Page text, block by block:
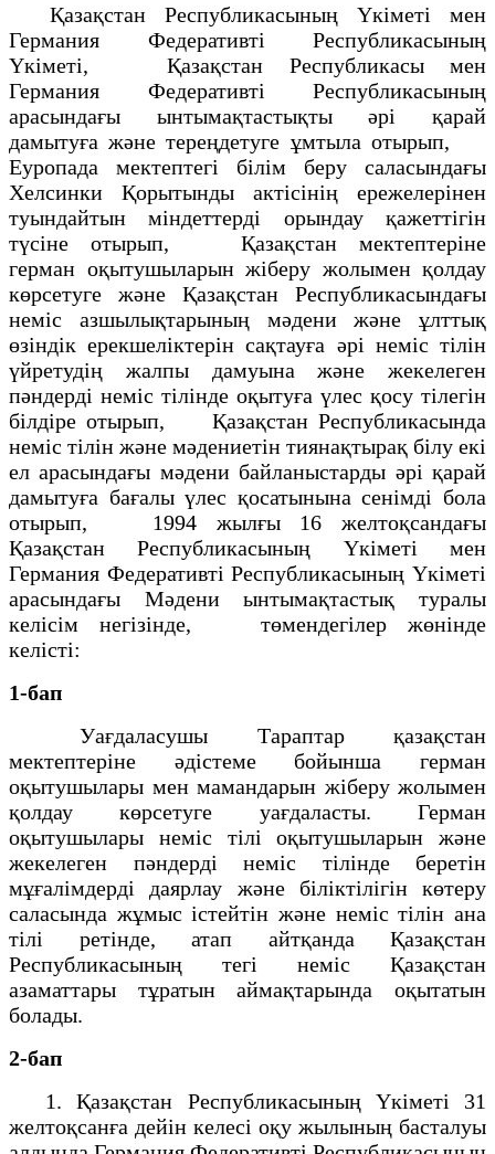
Қазақстан Республикасының Yкiметi мен
Германия Федеративтi Республикасының
Үкiметi, Қазақстан Республикасы мен
Германия Федеративтi Республикасының
арасындағы ынтымақтастықты әрi қарай
дамытуға және тереңдетуге ұмтыла отырып,
Еуропада мектептегi бiлiм беру саласындағы
Хелсинки Қорытынды актiсiнiң ережелерiнен
туындайтын мiндеттердi орындау қажеттiгiн
түсiне отырып, Қазақстан мектептерiне
герман оқытушыларын жiберу жолымен қолдау
көрсетуге және Қазақстан Республикасындағы
немiс азшылықтарының мәдени және ұлттық
өзiндiк ерекшелiктерiн сақтауға әрi немiс тiлiн
үйретудiң жалпы дамуына және жекелеген
пәндердi немiс тiлiнде оқытуға үлес қосу тiлегiн
бiлдiре отырып, Қазақстан Республикасында
немiс тiлiн және мәдениетiн тиянақтырақ бiлу екi
ел арасындағы мәдени байланыстарды әрi қарай
дамытуға бағалы үлес қосатынына сенiмдi бола
отырып, 1994 жылғы 16 желтоқсандағы
Қазақстан Республикасының Үкiметi мен
Германия Федеративтi Республикасының Үкiметi
арасындағы Мәдени ынтымақтастық туралы
келiсiм негiзiнде, төмендегiлер жөнiнде
келiстi:
1-бап
Уағдаласушы Тараптар қазақстан
мектептерiне әдiстеме бойынша герман
оқытушылары мен мамандарын жiберу жолымен
қолдау көрсетуге уағдаласты. Герман
оқытушылары немiс тiлi оқытушыларын және
жекелеген пәндерді немiс тiлiнде беретiн
мұғалiмдердi даярлау және бiлiктiлiгiн көтеру
саласында жұмыс iстейтiн және немiс тiлiн ана
тiлi ретiнде, атап айтқанда Қазақстан
Республикасының тегi немiс Қазақстан
азаматтары тұратын аймақтарында оқытатын
болады.
2-бап
1. Қазақстан Республикасының Үкіметі 31
желтоқсанға дейін келесі оқу жылының басталуы